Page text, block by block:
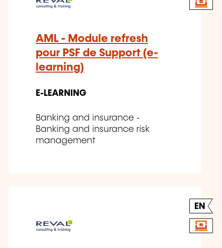
AML - Module refresh
pour PSF de Support (e-
learning)
E-LEARNING
Banking and insurance -
Banking and insurance risk
management
EN